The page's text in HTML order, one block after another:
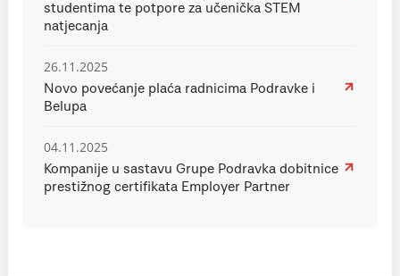
studentima te potpore za učenička STEM
natjecanja
26.11.2025
Novo povećanje plaća radnicima Podravke i
Belupa
04.11.2025
Kompanije u sastavu Grupe Podravka dobitnice
prestižnog certifikata Employer Partner